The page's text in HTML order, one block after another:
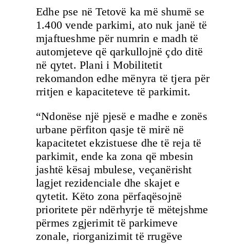
Edhe pse në Tetovë ka më shumë se
1.400 vende parkimi, ato nuk janë të
mjaftueshme për numrin e madh të
automjeteve që qarkullojnë çdo ditë
në qytet. Plani i Mobilitetit
rekomandon edhe mënyra të tjera për
rritjen e kapaciteteve të parkimit.
“Ndonëse një pjesë e madhe e zonës
urbane përfiton qasje të mirë në
kapacitetet ekzistuese dhe të reja të
parkimit, ende ka zona që mbesin
jashtë kësaj mbulese, veçanërisht
lagjet rezidenciale dhe skajet e
qytetit. Këto zona përfaqësojnë
prioritete për ndërhyrje të mëtejshme
përmes zgjerimit të parkimeve
zonale, riorganizimit të rrugëve